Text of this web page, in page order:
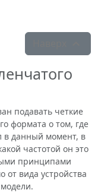
подавать четкие
формата о том, где
в данный момент, в
частотой он это
принципами
от вида устройства